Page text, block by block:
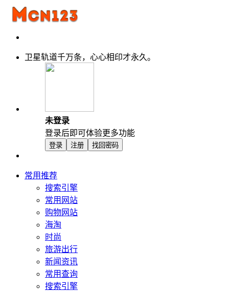
卫星轨道千万条，心心相印才永久。
未登录
登录后即可体验更多功能
登录 注册 找回密码
常用推荐
搜索引擎
常用网站
购物网站
海淘
时尚
旅游出行
新闻资讯
常用查询
搜索引擎